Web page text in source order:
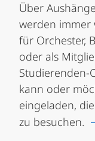
Über
werden immer
für Orchester,
oder als
Studierenden-
kann oder
eingeladen,
zu besuchen.